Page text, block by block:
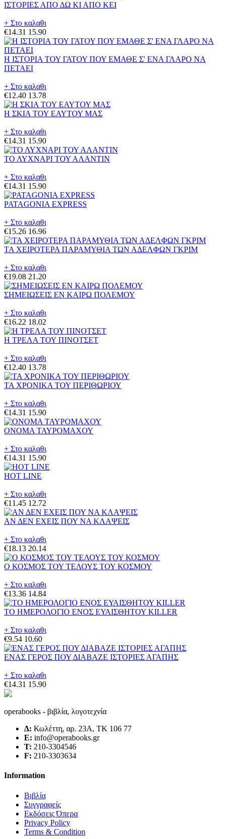
ΙΣΤΟΡΙΕΣ ΑΠΟ ΔΩ ΚΙ ΑΠΟ ΚΕΙ
+ Στο καλαθι
€14.31 15.90
Η ΙΣΤΟΡΙΑ ΤΟΥ ΓΑΤΟΥ ΠΟΥ ΕΜΑΘΕ Σ' ΕΝΑ ΓΛΑΡΟ ΝΑ
ΠΕΤΑΕΙ
+ Στο καλαθι
€12.40 13.78
Η ΣΚΙΑ ΤΟΥ ΕΑΥΤΟΥ ΜΑΣ
+ Στο καλαθι
€14.31 15.90
ΤΟ ΛΥΧΝΑΡΙ ΤΟΥ ΑΛΑΝΤΙΝ
+ Στο καλαθι
€14.31 15.90
PATAGONIA EXPRESS
+ Στο καλαθι
€15.26 16.96
ΤΑ ΧΕΙΡΟΤΕΡΑ ΠΑΡΑΜΥΘΙΑ ΤΩΝ ΑΔΕΛΦΩΝ ΓΚΡΙΜ
+ Στο καλαθι
€19.08 21.20
ΣΗΜΕΙΩΣΕΙΣ ΕΝ ΚΑΙΡΩ ΠΟΛΕΜΟΥ
+ Στο καλαθι
€16.22 18.02
Η ΤΡΕΛΑ ΤΟΥ ΠΙΝΟΤΣΕΤ
+ Στο καλαθι
€12.40 13.78
ΤΑ ΧΡΟΝΙΚΑ ΤΟΥ ΠΕΡΙΘΩΡΙΟΥ
+ Στο καλαθι
€14.31 15.90
ΟΝΟΜΑ ΤΑΥΡΟΜΑΧΟΥ
+ Στο καλαθι
€14.31 15.90
HOT LINE
+ Στο καλαθι
€11.45 12.72
ΑΝ ΔΕΝ ΕΧΕΙΣ ΠΟΥ ΝΑ ΚΛΑΨΕΙΣ
+ Στο καλαθι
€18.13 20.14
Ο ΚΟΣΜΟΣ ΤΟΥ ΤΕΛΟΥΣ ΤΟΥ ΚΟΣΜΟΥ
+ Στο καλαθι
€13.36 14.84
ΤΟ ΗΜΕΡΟΛΟΓΙΟ ΕΝΟΣ ΕΥΑΙΣΘΗΤΟΥ KILLER
+ Στο καλαθι
€9.54 10.60
ΕΝΑΣ ΓΕΡΟΣ ΠΟΥ ΔΙΑΒΑΖΕ ΙΣΤΟΡΙΕΣ ΑΓΑΠΗΣ
+ Στο καλαθι
€14.31 15.90
operabooks - βιβλία, λογοτεχνία
Δ: Κωλέττη, αρ. 23Α, ΤΚ 106 77
E: info@operabooks.gr
Τ: 210-3304546
F: 210-3303634
Information
Βιβλία
Συγγραφείς
Εκδόσεις Όπερα
Privacy Policy
Terms & Condition